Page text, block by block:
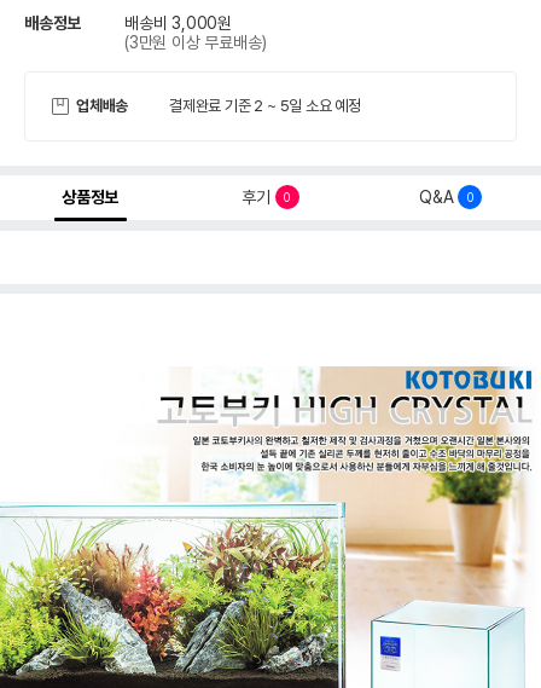
배송정보
배송비 3,000원
(3만원 이상 무료배송)
업체배송 결제완료 기준 2 ~ 5일 소요 예정
상품정보 후기 0 Q&A 0